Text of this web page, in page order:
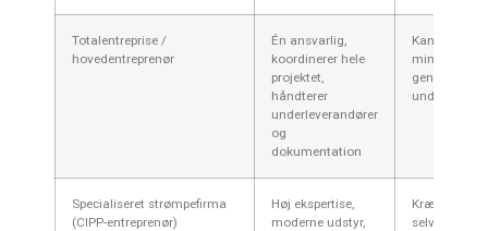
Totalentreprise /
hovedentreprenør
Én ansvarlig,
koordinerer hele
projektet,
håndterer
underleverandører
og
dokumentation
Kan være
mindre
Specialiseret strømpefirma
(CIPP-entreprenør)
Høj ekspertise,
moderne udstyr,
Kræver ofte,
selv